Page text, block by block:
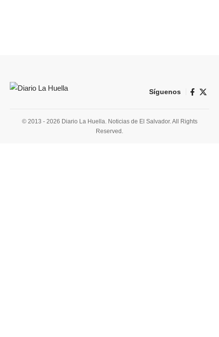
Síguenos
© 2013 - 2026 Diario La Huella. Noticias de El Salvador. All Rights
Reserved.